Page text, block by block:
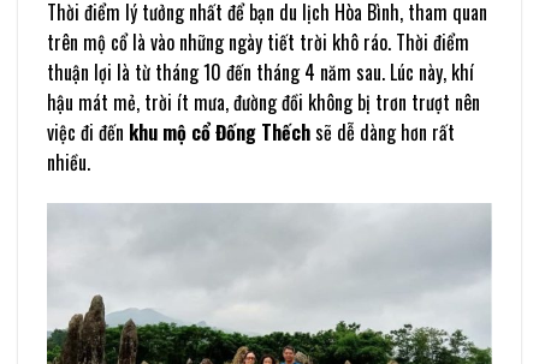
Thời điểm lý tưởng nhất để bạn du lịch Hòa Bình, tham quan
trên mộ cổ là vào những ngày tiết trời khô ráo. Thời điểm
thuận lợi là từ tháng 10 đến tháng 4 năm sau. Lúc này, khí
hậu mát mẻ, trời ít mưa, đường đồi không bị trơn trượt nên
việc đi đến khu mộ cổ Đống Thếchsẽ dễ dàng hơn rất
nhiều.